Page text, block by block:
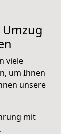
viele
um Ihnen
unsere
mit
.